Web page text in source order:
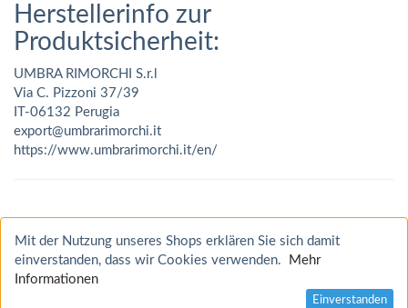
Herstellerinfo zur
Produktsicherheit:
UMBRA RIMORCHI S.r.l
Via C. Pizzoni 37/39
IT-06132 Perugia
export@umbrarimorchi.it
https://www.umbrarimorchi.it/en/
Mit der Nutzung unseres Shops erklären Sie sich damit
einverstanden, dass wir Cookies verwenden.
Mehr
Informationen
Einverstanden